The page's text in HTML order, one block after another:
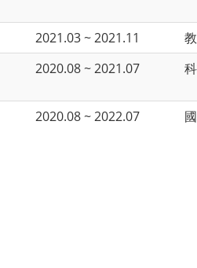
2021.03 ~ 2021.11
2020.08 ~ 2021.07
2020.08 ~ 2022.07